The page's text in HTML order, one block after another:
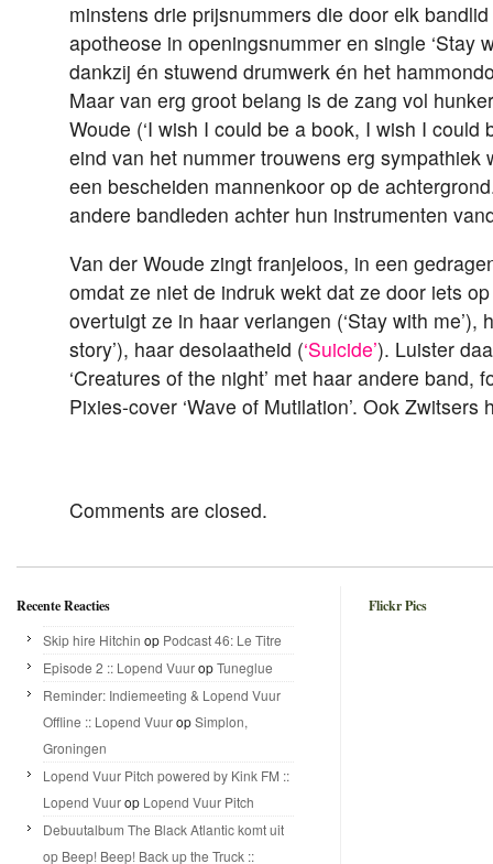
minstens drie prijsnummers die door elk
apotheose in openingsnummer en single ‘Stay
dankzij én stuwend drumwerk én het
Maar van erg groot belang is de zang vol
Woude (‘I wish I could be a book, I wish I could
eind van het nummer trouwens erg sympathiek
een bescheiden mannenkoor op de
andere bandleden achter hun instrumenten
Van der Woude zingt franjeloos, in een
omdat ze niet de indruk wekt dat ze door iets
overtuigt ze in haar verlangen (‘Stay with me’),
story’), haar desolaatheid (‘Suicide’). Luister
‘Creatures of the night’ met haar andere band,
Pixies-cover ‘Wave of Mutilation’. Ook Zwitsers
Comments are closed.
Recente Reacties
Skip hire Hitchin op Podcast 46: Le Titre
Episode 2 :: Lopend VuuropTuneglue
Reminder: Indiemeeting & Lopend Vuur
Offline :: Lopend VuuropSimplon,
Groningen
Lopend Vuur Pitch powered by Kink FM ::
Lopend Vuurop Lopend Vuur Pitch
Debuutalbum The Black Atlantic komt uit
op Beep! Beep! Back up the Truck ::
Flickr Pics